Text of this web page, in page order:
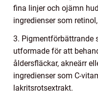
fina linjer och ojämn
ingredienser som
3. Pigmentförbättrande
utformade för att
åldersfläckar, akneärr
ingredienser som C-
lakritsrotsextrakt.